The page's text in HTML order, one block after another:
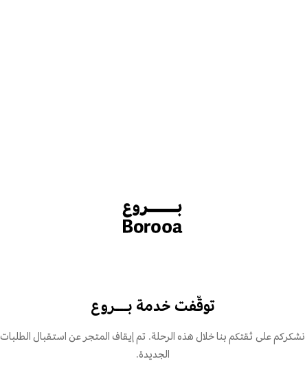
توقّفت خدمة بـــروع
نشكركم على ثقتكم بنا خلال هذه الرحلة. تم إيقاف المتجر عن استقبال الطلبات
الجديدة.